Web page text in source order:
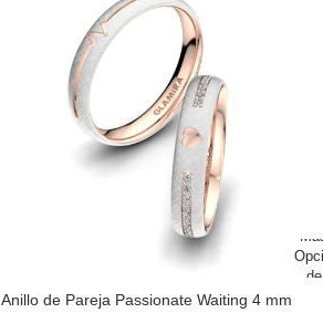
Anillo de Pareja Passionate Waiting 4 mm